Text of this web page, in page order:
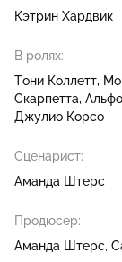
Кэтрин Хардвик
В ролях:
Тони Коллетт
Скарпетта
Джулио Корсо
Сценарист:
Аманда Штерс
Продюсер:
Аманда Штерс